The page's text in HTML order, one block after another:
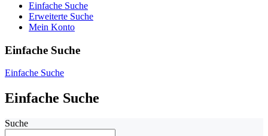
Einfache Suche
Erweiterte Suche
Mein Konto
Einfache Suche
Einfache Suche
Einfache Suche
Suche